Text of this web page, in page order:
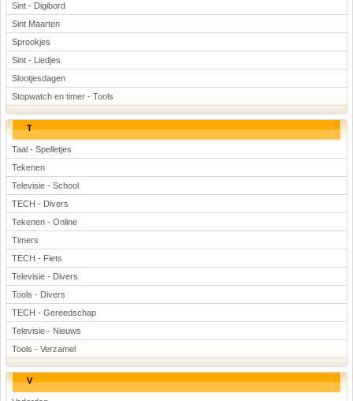
Sint - Digibord
Sint Maarten
Sprookjes
Sint - Liedjes
Slootjesdagen
Stopwatch en timer - Tools
T
Taal - Spelletjes
Tekenen
Televisie - School
TECH - Divers
Tekenen - Online
Timers
TECH - Fiets
Televisie - Divers
Tools - Divers
TECH - Gereedschap
Televisie - Nieuws
Tools - Verzamel
V